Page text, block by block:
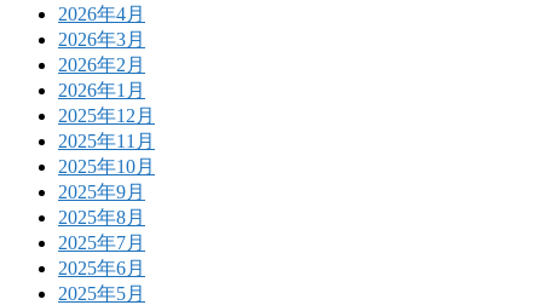
2026年4月
2026年3月
2026年2月
2026年1月
2025年12月
2025年11月
2025年10月
2025年9月
2025年8月
2025年7月
2025年6月
2025年5月